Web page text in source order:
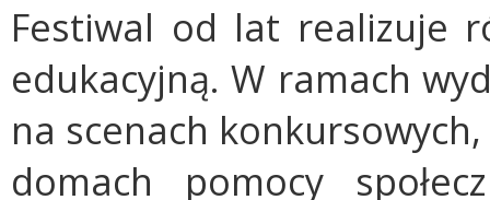
Festiwal od lat realizuje
edukacyjną. W ramach
na scenach konkursowych,
domach pomocy